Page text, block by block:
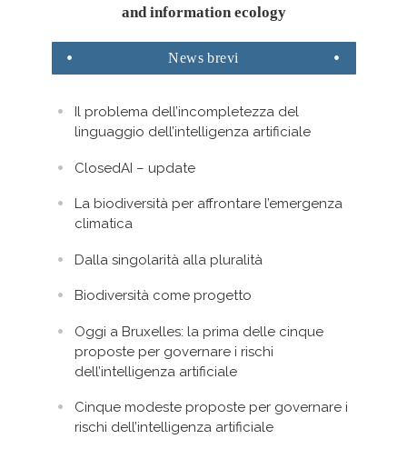
and information ecology
News brevi
Il problema dell’incompletezza del
linguaggio dell’intelligenza artificiale
ClosedAI – update
La biodiversità per affrontare l’emergenza
climatica
Dalla singolarità alla pluralità
Biodiversità come progetto
Oggi a Bruxelles: la prima delle cinque
proposte per governare i rischi
dell’intelligenza artificiale
Cinque modeste proposte per governare i
rischi dell’intelligenza artificiale